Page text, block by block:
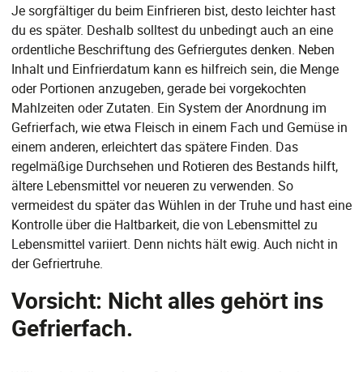
Je sorgfältiger du beim Einfrieren bist, desto leichter hast
du es später. Deshalb solltest du unbedingt auch an eine
ordentliche Beschriftung des Gefriergutes denken. Neben
Inhalt und Einfrierdatum kann es hilfreich sein, die Menge
oder Portionen anzugeben, gerade bei vorgekochten
Mahlzeiten oder Zutaten. Ein System der Anordnung im
Gefrierfach, wie etwa Fleisch in einem Fach und Gemüse in
einem anderen, erleichtert das spätere Finden. Das
regelmäßige Durchsehen und Rotieren des Bestands hilft,
ältere Lebensmittel vor neueren zu verwenden. So
vermeidest du später das Wühlen in der Truhe und hast eine
Kontrolle über die Haltbarkeit, die von Lebensmittel zu
Lebensmittel variiert. Denn nichts hält ewig. Auch nicht in
der Gefriertruhe.
Vorsicht: Nicht alles gehört ins
Gefrierfach.